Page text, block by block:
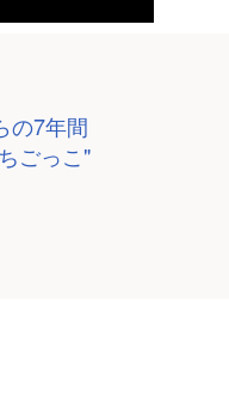
の7年間
ごっこ"